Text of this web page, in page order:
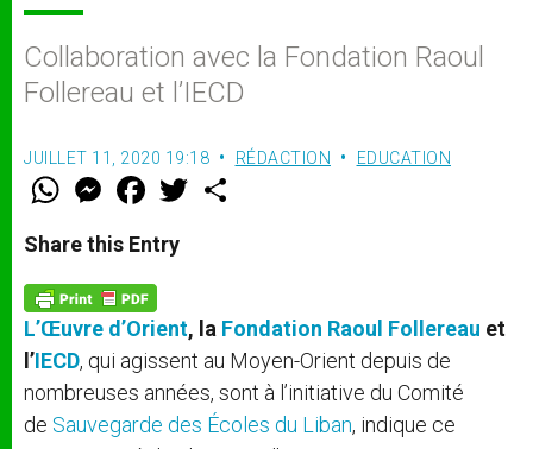
Collaboration avec la Fondation Raoul
Follereau et l’IECD
JUILLET 11, 2020 19:18 RÉDACTION EDUCATION
W
t
s
p
p
M
e
s
e
g
e
r
F
a
e
b
o
k
w
Share this Entry
L’Œuvre d’Orient, la Fondation Raoul Follereau et
l’IECD, qui agissent au Moyen-Orient depuis de
nombreuses années, sont à l’initiative du Comité
de Sauvegarde des Écoles du Liban, indique ce